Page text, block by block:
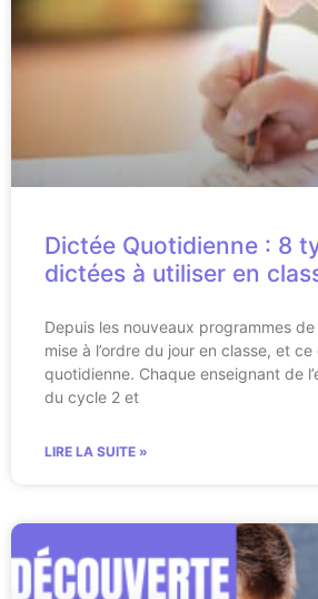
Dictée Quotidienne : 8
dictées à utiliser en
Depuis les nouveaux programmes
mise à l’ordre du jour en classe, et
quotidienne. Chaque enseignant de
du cycle 2 et
LIRE LA SUITE »